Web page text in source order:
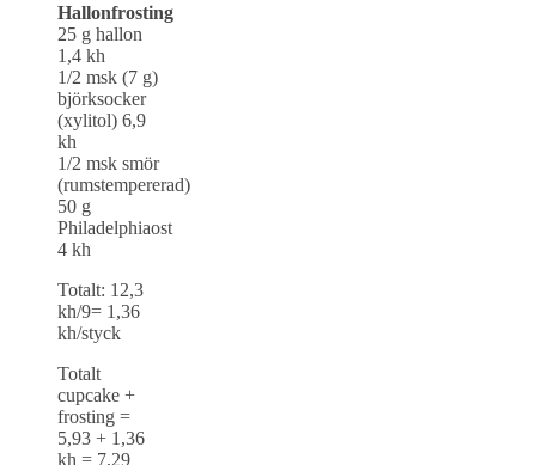
Hallonfrosting
25 g hallon
1,4 kh
1/2 msk (7 g)
björksocker
(xylitol) 6,9
kh
1/2 msk smör
(rumstempererad)
50 g
Philadelphiaost
4 kh
Totalt: 12,3
kh/9= 1,36
kh/styck
Totalt
cupcake +
frosting =
5,93 + 1,36
kh = 7,29